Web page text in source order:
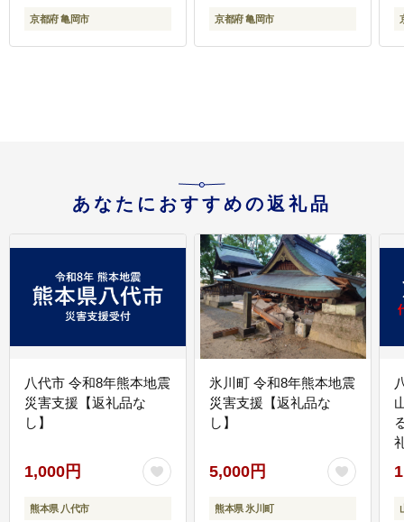
京都府 亀岡市 京都府 亀岡市
あなたにおすすめの返礼品
八代市 令和8年熊本地震
災害支援【返礼品な
し】
1,000円
熊本県 八代市
氷川町 令和8年熊本地震
災害支援【返礼品な
し】
5,000円
熊本県 氷川町